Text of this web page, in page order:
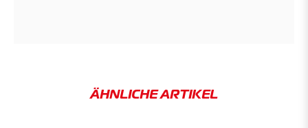
ÄHNLICHE ARTIKEL